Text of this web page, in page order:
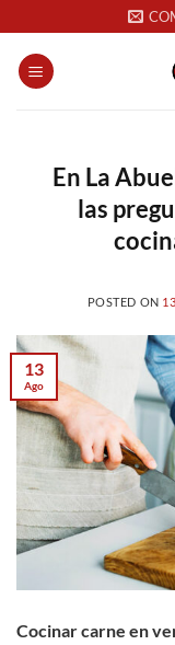
al
contenido
En La
las
POSTED ON
13
Ago
Cocinar carne en